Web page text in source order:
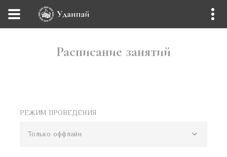
Расписание занятий
РЕЖИМ ПРОВЕДЕНИЯ
Только оффлайн